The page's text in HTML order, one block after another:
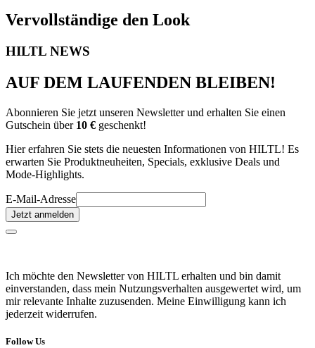
Vervollständige den Look
HILTL NEWS
AUF DEM LAUFENDEN BLEIBEN!
Abonnieren Sie jetzt unseren Newsletter und erhalten Sie einen
Gutschein über 10 € geschenkt!
Hier erfahren Sie stets die neuesten Informationen von HILTL! Es
erwarten Sie Produktneuheiten, Specials, exklusive Deals und
Mode-Highlights.
E-Mail-Adresse
Jetzt anmelden
Ich möchte den Newsletter von HILTL erhalten und bin damit
einverstanden, dass mein Nutzungsverhalten ausgewertet wird, um
mir relevante Inhalte zuzusenden. Meine Einwilligung kann ich
jederzeit widerrufen.
Follow Us